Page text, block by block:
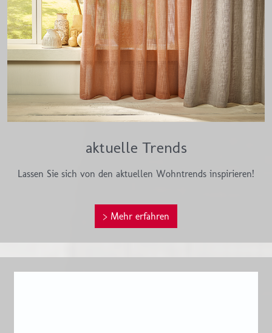
aktuelle Trends
Lassen Sie sich von den aktuellen Wohntrends inspirieren!
> Mehr erfahren